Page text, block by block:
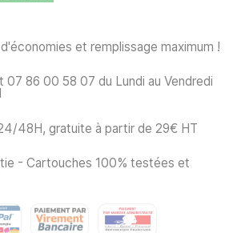
et remplissage maximum !
07 86 00 58 07 du Lundi au Vendredi
48H, gratuite à partir de 29€ HT
- Cartouches 100% testées et